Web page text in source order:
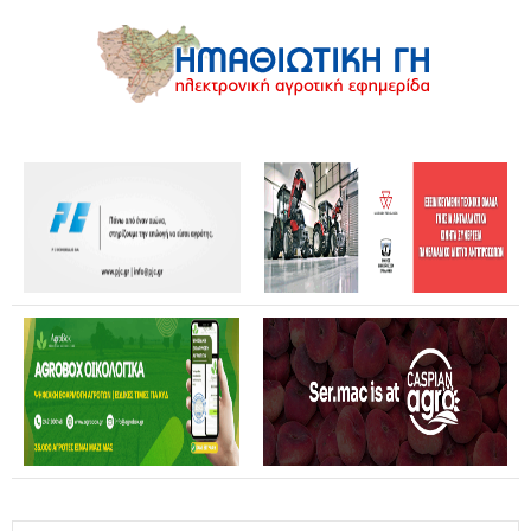
Καταστροφές από αγριογούρουνα: Ανοικτή επιστολή